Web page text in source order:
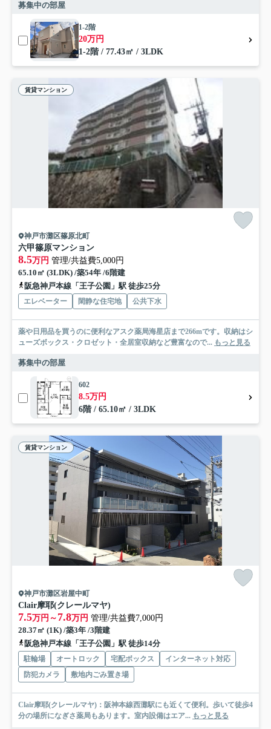
募集中の部屋
1-2階
20万円
1-2階 / 77.43㎡ / 3LDK
賃貸マンション
神戸市灘区篠原北町
六甲篠原マンション
8.5万円 管理/共益費5,000円
65.10㎡ (3LDK) /築54年 /6階建
阪急神戸本線「王子公園」駅 徒歩25分
エレベーター 閑静な住宅地 公共下水
薬や日用品を買うのに便利なアスク薬局海星店まで266mです。収納はシ
ューズボックス・クロゼット・全居室収納など豊富なので... もっと見る
募集中の部屋
602
8.5万円
6階 / 65.10㎡ / 3LDK
賃貸マンション
神戸市灘区岩屋中町
Clair摩耶(クレールマヤ)
7.5万円～ 7.8万円 管理/共益費7,000円
28.37㎡ (1K) /築3年 /3階建
阪急神戸本線「王子公園」駅 徒歩14分
駐輪場 オートロック 宅配ボックス
インターネット対応
防犯カメラ
敷地内ごみ置き場
Clair摩耶(クレールマヤ)：阪神本線西灘駅にも近くて便利。歩いて徒歩4
分の場所になぎさ薬局もあります。室内設備はエア... もっと見る